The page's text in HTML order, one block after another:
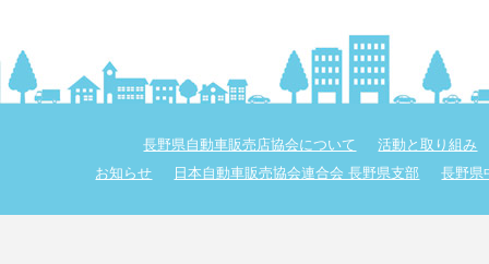
長野県自動車販売店協会について
活動と取り組み
お知らせ
日本自動車販売協会連合会 長野県支部 長野県